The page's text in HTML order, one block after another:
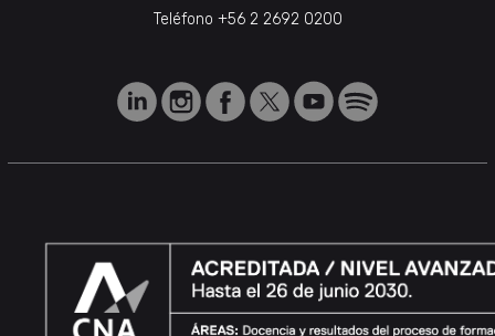
Teléfono +56 2 2692 0200